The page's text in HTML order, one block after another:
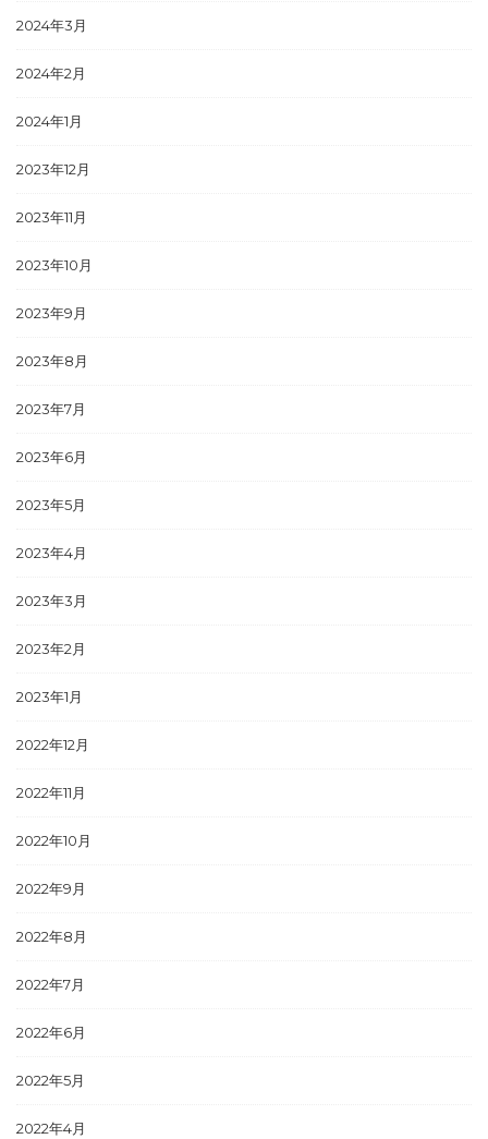
2024年3月
2024年2月
2024年1月
2023年12月
2023年11月
2023年10月
2023年9月
2023年8月
2023年7月
2023年6月
2023年5月
2023年4月
2023年3月
2023年2月
2023年1月
2022年12月
2022年11月
2022年10月
2022年9月
2022年8月
2022年7月
2022年6月
2022年5月
2022年4月